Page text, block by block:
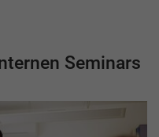
Seminars